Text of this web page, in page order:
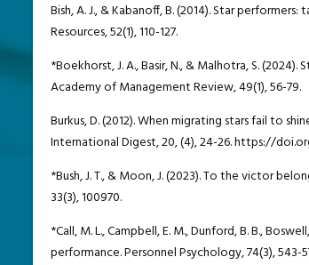
Bish, A. J., & Kabanoff, B. (2014). Star
Resources, 52(1), 110-127.
*Boekhorst, J. A., Basir, N., & Malhotra, S.
Academy of Management Review, 49(1), 56-79.
Burkus, D. (2012). When migrating stars fail to
International Digest, 20, (4), 24-26. https://
*Bush, J. T., & Moon, J. (2023). To the victor
33(3), 100970.
*Call, M. L., Campbell, E. M., Dunford, B. B.,
performance. Personnel Psychology, 74(3), 543-